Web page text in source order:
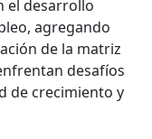
el desarrollo
agregando
de la matriz
desafíos
de crecimiento y